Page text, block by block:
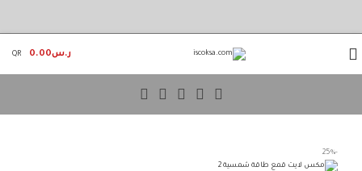
info@iscoksa.com ر.س0.00
QR
-25%